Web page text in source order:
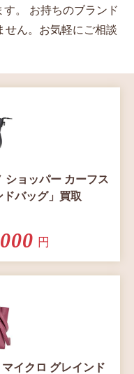
。
お持ちのブランド
せん。お気軽にご相談
ショッパー カーフス
ドバッグ」買取
円
マイクロ グレインド